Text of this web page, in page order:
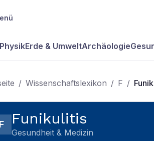
Erde & UmweltArchäologie
/ Wissenschaftslexikon / F /
F Funikulitis
Gesundheit & Medizin